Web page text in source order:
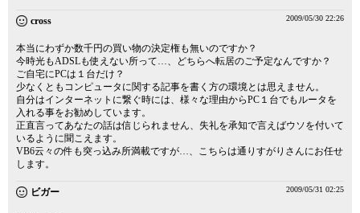
cross 2009/05/30 22:26
本当にわずか数千円の買い物の決定権も無いのですか？
今時光もADSLも使えない所って…、どちらへ転居のご予定なんですか？
ご自宅にPCは１台だけ？
少なくともコンピュータに関する記事を書く方の環境とは思えません。
自分はインターネットに繋ぐ時には、様々な理由からPC１台でもルータを
入れる事をお勧めしています。
正直言ってあなたの話は信じられません、失礼を承知で言えばウソを付いて
いるように聞こえます。
VB6云々の件も突っ込み所満載ですが…、こちらは通りすがりさんにお任せ
します。
ビガー 2009/05/31 02:25